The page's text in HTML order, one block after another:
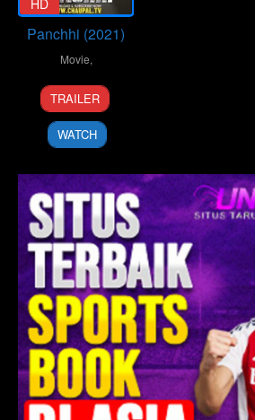
HD
Panchhi (2021)
Movie,
29
Aug
2021
TRAILER
WATCH